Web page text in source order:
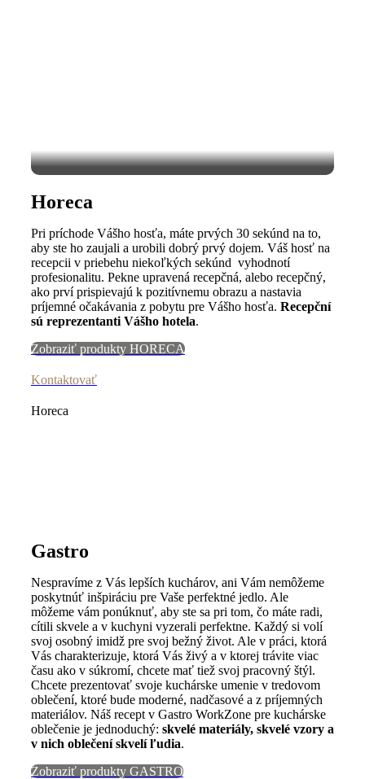
Horeca
Pri príchode Vášho hosťa, máte prvých 30 sekúnd na to,
aby ste ho zaujali a urobili dobrý prvý dojem. Váš hosť na
recepcii v priebehu niekoľkých sekúnd vyhodnotí
profesionalitu. Pekne upravená recepčná, alebo recepčný,
ako prví prispievajú k pozitívnemu obrazu a nastavia
príjemné očakávania z pobytu pre Vášho hosťa. Recepční
sú reprezentanti Vášho hotela.
Zobraziť produkty HORECA
Kontaktovať
Horeca
Gastro
Nespravíme z Vás lepších kuchárov, ani Vám nemôžeme
poskytnúť inšpiráciu pre Vaše perfektné jedlo. Ale
môžeme vám ponúknuť, aby ste sa pri tom, čo máte radi,
cítili skvele a v kuchyni vyzerali perfektne. Každý si volí
svoj osobný imidž pre svoj bežný život. Ale v práci, ktorá
Vás charakterizuje, ktorá Vás živý a v ktorej trávite viac
času ako v súkromí, chcete mať tiež svoj pracovný štýl.
Chcete prezentovať svoje kuchárske umenie v tredovom
oblečení, ktoré bude moderné, nadčasové a z príjemných
materiálov. Náš recept v Gastro WorkZone pre kuchárske
oblečenie je jednoduchý: skvelé materiály, skvelé vzory a
v nich oblečení skvelí ľudia.
Zobraziť produkty GASTRO